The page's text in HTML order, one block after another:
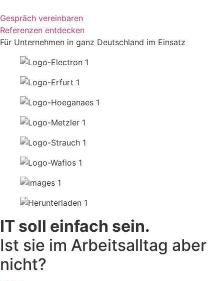
Gespräch vereinbaren
Referenzen entdecken
Für Unternehmen in ganz Deutschland im Einsatz
IT soll einfach sein.
Ist sie im Arbeitsalltag aber
nicht?